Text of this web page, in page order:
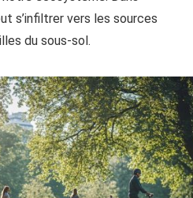
s’infiltrer vers les sources
du sous-sol.